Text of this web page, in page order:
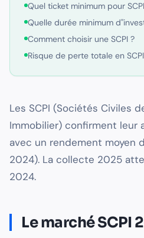
Quel ticket minimum pour
Quelle durée minimum
Comment choisir une SCPI ?
Risque de perte totale en
Les SCPI (Sociétés Civiles
Immobilier) confirment
avec un rendement moyen
2024). La collecte 2025
2024.
Le marché SCPI